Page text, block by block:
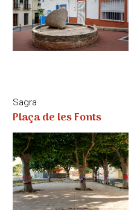
Calp
Pou Salat